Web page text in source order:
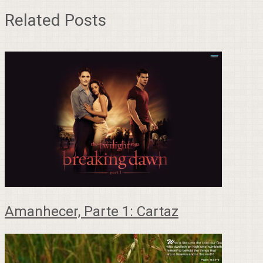
Related Posts
Amanhecer, Parte 1: Cartaz